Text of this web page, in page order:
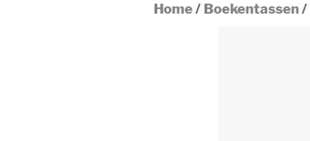
Home/ Boekentassen/